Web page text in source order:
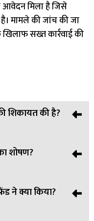
आवेदन मिला है जिसे
है। मामले की जांच की जा
सख्त कार्रवाई की
शिकायत की है?
बॉयफ्रेंड रिंकू परिहार उसे
जा रहा है।
शोषण?
वह अपने पति को तलाक नहीं
ने क्या किया?